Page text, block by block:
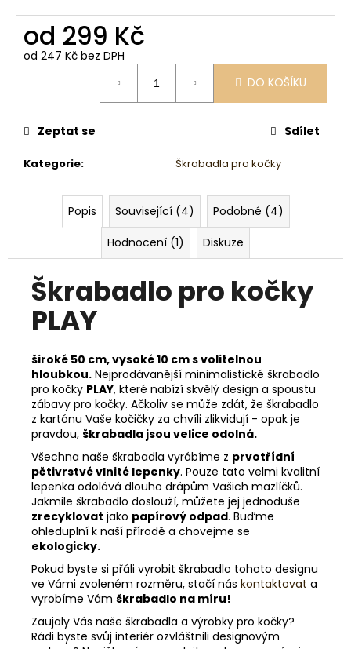
od 299 Kč
od 247 Kč bez DPH
DO KOŠÍKU
Kategorie: Škrabadla pro kočky
Zeptat se Sdílet
Popis Související (4)
Podobné (4)
Hodnocení (1)
Diskuze
Škrabadlo pro kočky
PLAY
široké 50 cm, vysoké 10 cm s volitelnou
hloubkou. Nejprodávanější minimalistické škrabadlo
pro kočky PLAY, které nabízí skvělý design a spoustu
zábavy pro kočky. Ačkoliv se může zdát, že škrabadlo
z kartónu Vaše kočičky za chvíli zlikvidují - opak je
pravdou, škrabadla jsou velice odolná.
Všechna naše škrabadla vyrábíme z prvotřídní
pětivrstvé vlnité lepenky. Pouze tato velmi kvalitní
lepenka odolává dlouho drápům Vašich mazlíčků.
Jakmile škrabadlo doslouží, můžete jej jednoduše
zrecyklovat jako papírový odpad. Buďme
ohleduplní k naší přírodě a chovejme se
ekologicky.
Pokud byste si přáli vyrobit škrabadlo tohoto designu
ve Vámi zvoleném rozměru, stačí nás kontaktovat a
vyrobíme Vám škrabadlo na míru!
Zaujaly Vás naše škrabadla a výrobky pro kočky?
Rádi byste svůj interiér ozvláštnili designovým